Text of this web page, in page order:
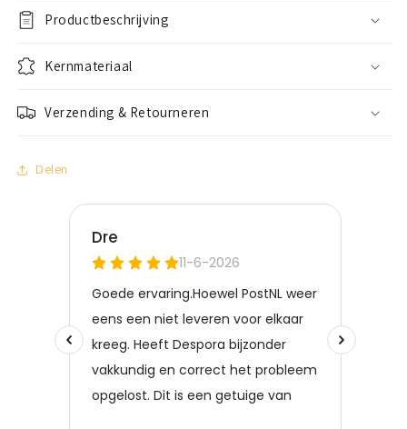
Productbeschrijving
Kernmateriaal
Verzending & Retourneren
Delen